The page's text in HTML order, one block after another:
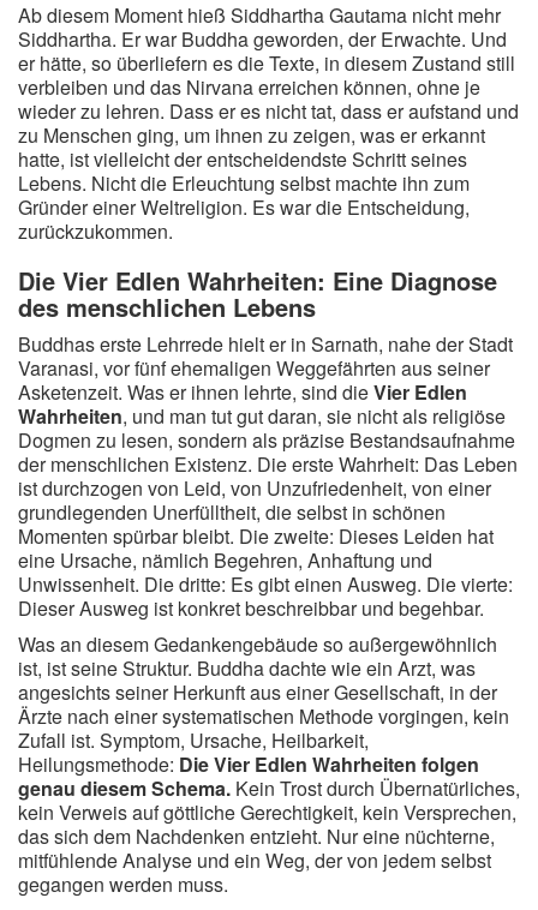
Ab diesem Moment hieß Siddhartha Gautama nicht mehr
Siddhartha. Er war Buddha geworden, der Erwachte. Und
er hätte, so überliefern es die Texte, in diesem Zustand still
verbleiben und das Nirvana erreichen können, ohne je
wieder zu lehren. Dass er es nicht tat, dass er aufstand und
zu Menschen ging, um ihnen zu zeigen, was er erkannt
hatte, ist vielleicht der entscheidendste Schritt seines
Lebens. Nicht die Erleuchtung selbst machte ihn zum
Gründer einer Weltreligion. Es war die Entscheidung,
zurückzukommen.
Die Vier Edlen Wahrheiten: Eine Diagnose
des menschlichen Lebens
Buddhas erste Lehrrede hielt er in Sarnath, nahe der Stadt
Varanasi, vor fünf ehemaligen Weggefährten aus seiner
Asketenzeit. Was er ihnen lehrte, sind dieVier Edlen
Wahrheiten, und man tut gut daran, sie nicht als religiöse
Dogmen zu lesen, sondern als präzise Bestandsaufnahme
der menschlichen Existenz. Die erste Wahrheit: Das Leben
ist durchzogen von Leid, von Unzufriedenheit, von einer
grundlegenden Unerfülltheit, die selbst in schönen
Momenten spürbar bleibt. Die zweite: Dieses Leiden hat
eine Ursache, nämlich Begehren, Anhaftung und
Unwissenheit. Die dritte: Es gibt einen Ausweg. Die vierte:
Dieser Ausweg ist konkret beschreibbar und begehbar.
Was an diesem Gedankengebäude so außergewöhnlich
ist, ist seine Struktur. Buddha dachte wie ein Arzt, was
angesichts seiner Herkunft aus einer Gesellschaft, in der
Ärzte nach einer systematischen Methode vorgingen, kein
Zufall ist. Symptom, Ursache, Heilbarkeit,
Heilungsmethode: Die Vier Edlen Wahrheiten folgen
genau diesem Schema. Kein Trost durch Übernatürliches,
kein Verweis auf göttliche Gerechtigkeit, kein Versprechen,
das sich dem Nachdenken entzieht. Nur eine nüchterne,
mitfühlende Analyse und ein Weg, der von jedem selbst
gegangen werden muss.